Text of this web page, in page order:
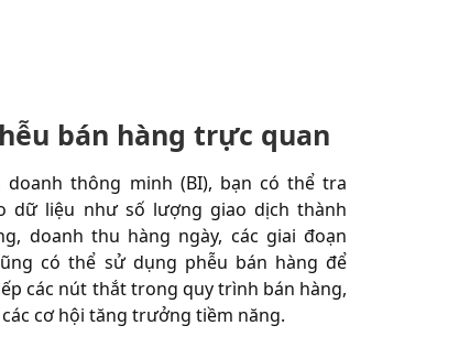
bán hàng trực quan
doanh thông minh (BI), bạn có thể tra
dữ liệu như số lượng giao dịch thành
doanh thu hàng ngày, các giai đoạn
có thể sử dụng phễu bán hàng để
các nút thắt trong quy trình bán hàng,
cơ hội tăng trưởng tiềm năng.